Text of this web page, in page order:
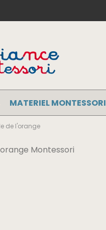
MATERIEL MONTESSORI
de l'orange